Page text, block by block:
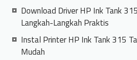
Download Driver HP Ink Tank
Langkah-Langkah Praktis
Instal Printer HP Ink Tank 315
Mudah